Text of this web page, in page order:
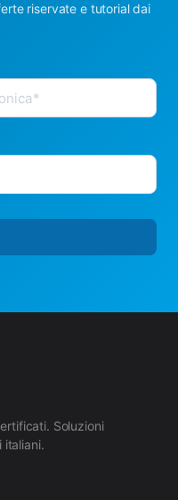
riservate e tutorial dai
Soluzioni
italiani.